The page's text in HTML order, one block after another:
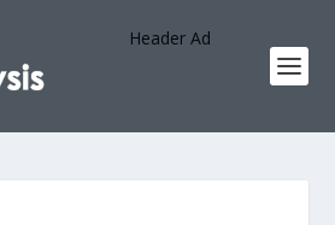
Header Ad